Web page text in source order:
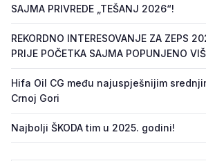
SAJMA PRIVREDE „TEŠANJ 2026“!
REKORDNO INTERESOVANJE ZA ZEPS
PRIJE POČETKA SAJMA POPUNJENO
Hifa Oil CG među najuspješnijim
Crnoj Gori
Najbolji ŠKODA tim u 2025. godini!